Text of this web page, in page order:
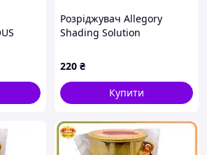
Розріджувач Allegory
Shading Solution
220 ₴
Купити